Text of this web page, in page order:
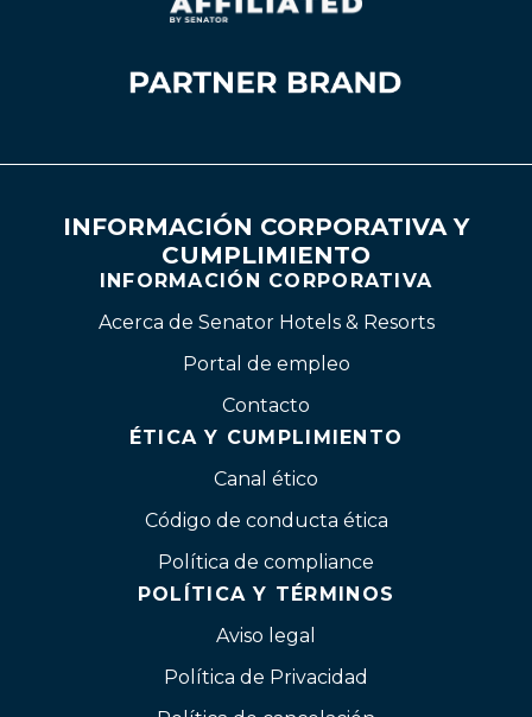
INFORMACIÓN CORPORATIVA Y
CUMPLIMIENTO
INFORMACIÓN CORPORATIVA
Acerca de Senator Hotels & Resorts
Portal de empleo
Contacto
ÉTICA Y CUMPLIMIENTO
Canal ético
Código de conducta ética
Política de compliance
POLÍTICA Y TÉRMINOS
Aviso legal
Política de Privacidad